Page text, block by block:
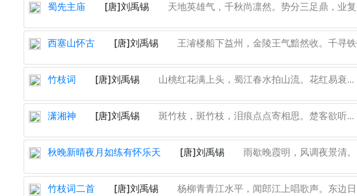
蜀先主庙 [唐]刘禹锡 天地英雄气，千秋尚凛然。势分三足鼎，业
西塞山怀古 [唐]刘禹锡 王濬楼船下益州，金陵王气黯然收。千寻
竹枝词 [唐]刘禹锡 山桃红花满上头，蜀江春水拍山流。花红易衰...
潇湘神 [唐]刘禹锡 斑竹枝，斑竹枝，泪痕点点寄相思。楚客欲听...
秋晚新晴夜月如练有怀乐天 [唐]刘禹锡 雨歇晚霞明，风调夜景清
竹枝词二首 [唐]刘禹锡 杨柳青青江水平，闻郎江上唱歌声。东边